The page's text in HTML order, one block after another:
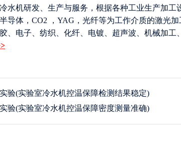
水机研发、生产与服务，根据各种工业生产加
导体，CO2 ，YAG，光纤等为工作介质的激光
、电子、纺织、化纤、电镀、超声波、机械加
验(实验室冷水机控温保障检测结果稳定)
验(实验室冷水机控温保障密度测量准确)